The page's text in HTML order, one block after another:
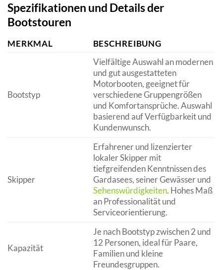
Spezifikationen und Details der
Bootstouren
MERKMAL BESCHREIBUNG
Bootstyp
Vielfältige Auswahl an modernen
und gut ausgestatteten
Motorbooten, geeignet für
verschiedene Gruppengrößen
und Komfortansprüche. Auswahl
basierend auf Verfügbarkeit und
Kundenwunsch.
Skipper
Erfahrener und lizenzierter
lokaler Skipper mit
tiefgreifenden Kenntnissen des
Gardasees, seiner Gewässer und
Sehenswürdigkeiten. Hohes Maß
an Professionalität und
Serviceorientierung.
Kapazität
Je nach Bootstyp zwischen 2 und
12 Personen, ideal für Paare,
Familien und kleine
Freundesgruppen.